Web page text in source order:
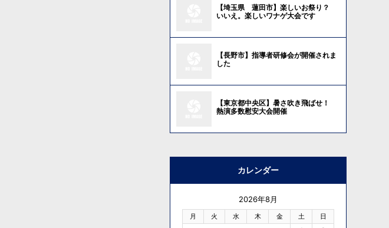
【埼玉県 蓮田市】楽しいお祭り？
いいえ。楽しいワナゲ大会です
【長野市】指導者研修会が開催されま
した
【東京都中央区】暑さ吹き飛ばせ！
熱演多数慰安大会開催
カレンダー
2026年8月
月 火 水 木 金 土 日